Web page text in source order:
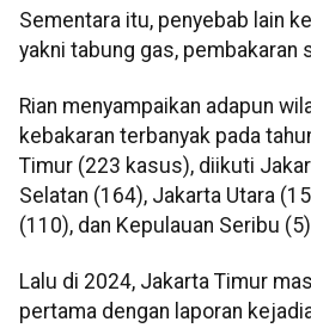
Sementara itu, penyebab lain
yakni tabung gas, pembakaran
Rian menyampaikan adapun
kebakaran terbanyak pada
Timur (223 kasus), diikuti
Selatan (164), Jakarta Utara
(110), dan Kepulauan Seribu
Lalu di 2024, Jakarta Timur
pertama dengan laporan